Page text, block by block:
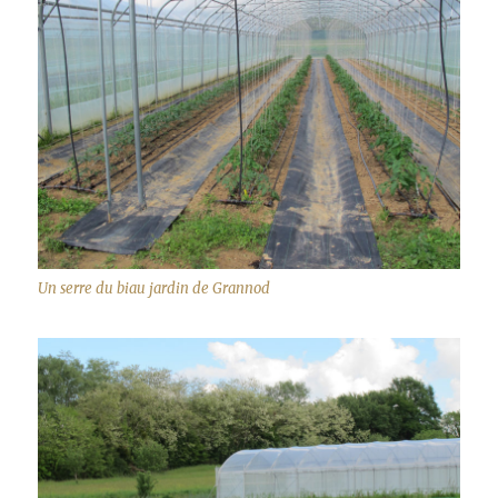
Un serre du biau jardin de Grannod